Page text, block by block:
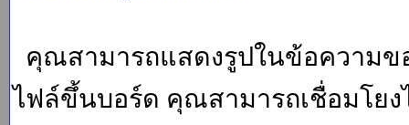
คุณสามารถแสดงรูปในข้อความ
ไฟล์ขึ้นบอร์ด คุณสามารถเชื่อมโยง